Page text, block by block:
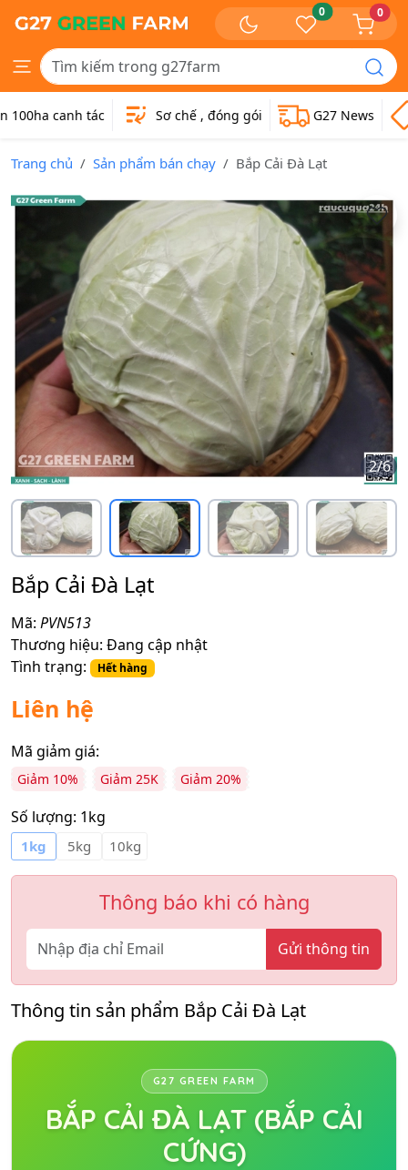
0 0
canh tác Sơ chế , đóng gói G27 News
Trang chủ Sản phẩm bán chạy Bắp Cải Đà Lạt
2/6
Bắp Cải Đà Lạt
Mã: PVN513
Thương hiệu: Đang cập nhật
Tình trạng:
Hết hàng
Liên hệ
Mã giảm giá:
Giảm 10% Giảm 25K Giảm 20%
Số lượng: 1kg
1kg 5kg 10kg
Thông báo khi có hàng
Gửi thông tin
Thông tin sản phẩm Bắp Cải Đà Lạt
G27 GREEN FARM
BẮP CẢI ĐÀ LẠT (BẮP CẢI
CỨNG)